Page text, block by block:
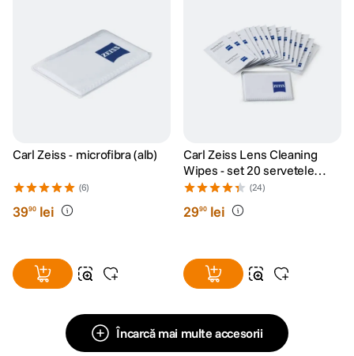
Carl Zeiss - microfibra (alb)
(6)
3990 lei
Carl Zeiss Lens Cleaning
Wipes - set 20 servetele
umede
(24)
2990 lei
Încarcă mai multe accesorii